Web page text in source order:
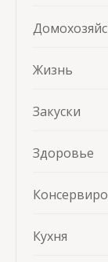
Жизнь
Закуски
Здоровье
Кухня